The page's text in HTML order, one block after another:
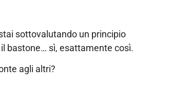
sottovalutando un principio
bastone… sì, esattamente così.
agli altri?